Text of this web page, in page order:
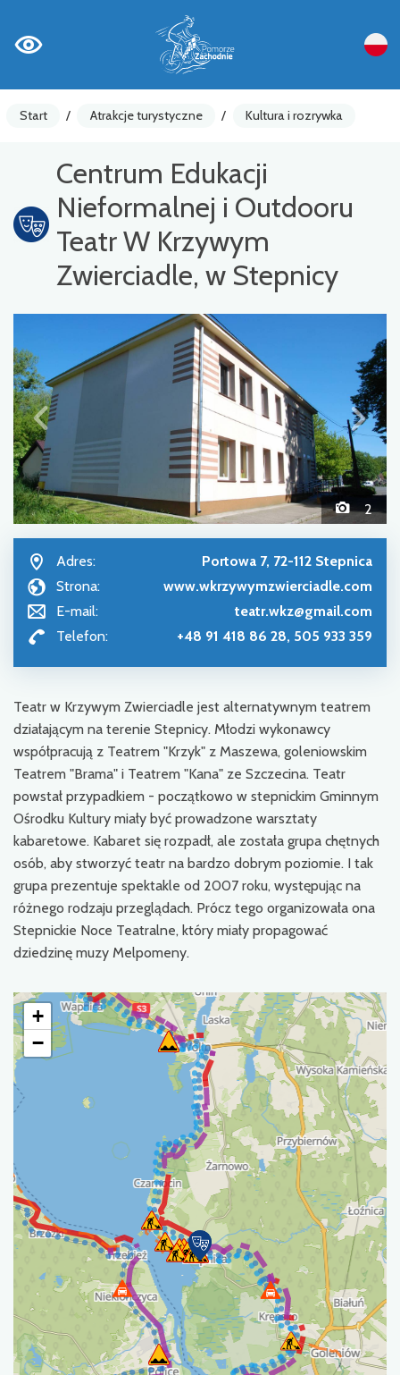
Start / Atrakcje turystyczne / Kultura i rozrywka
Centrum Edukacji
Nieformalnej i Outdooru
Teatr W Krzywym
Zwierciadle, w Stepnicy
2
Adres:
Portowa 7, 72-112 Stepnica
Strona:
www.wkrzywymzwierciadle.com
E-mail:
teatr.wkz@gmail.com
Telefon:
+48 91 418 86 28, 505 933 359
Teatr w Krzywym Zwierciadle jest alternatywnym teatrem
działającym na terenie Stepnicy. Młodzi wykonawcy
współpracują z Teatrem "Krzyk" z Maszewa, goleniowskim
Teatrem "Brama" i Teatrem "Kana" ze Szczecina. Teatr
powstał przypadkiem - początkowo w stepnickim Gminnym
Ośrodku Kultury miały być prowadzone warsztaty
kabaretowe. Kabaret się rozpadł, ale została grupa chętnych
osób, aby stworzyć teatr na bardzo dobrym poziomie. I tak
grupa prezentuje spektakle od 2007 roku, występując na
różnego rodzaju przeglądach. Prócz tego organizowała ona
Stepnickie Noce Teatralne, który miały propagować
dziedzinę muzy Melpomeny.
+
−